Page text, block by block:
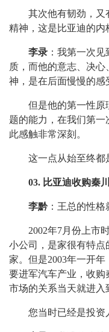
其次他有韧劲，又
精神，这是比亚迪的内
李录 ：我第一次
质，而他的意志、决
神，是在后面慢慢的感
但是他的第一性原
题的能力，在我们第
此感触非常深刻。
这一点从始至终都
03. 比亚迪收购秦
李黔：王总的性格
2002年7月份上市
小公司，是家很有特点
家。但是2003年一开年
要进军汽车产业，收
市场的关系当天就进入
您当时已经是投资